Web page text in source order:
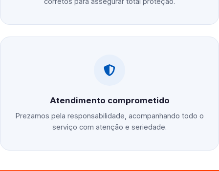
Atendimento comprometido
Prezamos pela responsabilidade, acompanhando todo o
serviço com atenção e seriedade.